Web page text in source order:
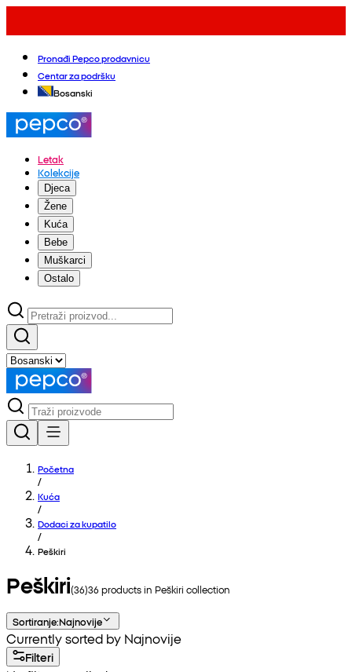
Pronađi Pepco prodavnicu
Centar za podršku
Bosanski
Letak
Kolekcije
Djeca
Žene
Kuća
Bebe
Muškarci
Ostalo
Početna
/
Kuća
/
Dodaci za kupatilo
/
Peškiri
Peškiri(36)36 products in Peškiri collection
Sortiranje:Najnovije
Currently sorted by Najnovije
Filteri